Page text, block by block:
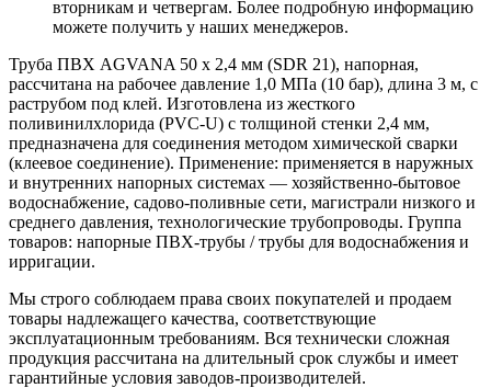
вторникам и четвергам. Более подробную информацию
можете получить у наших менеджеров.
Труба ПВХ AGVANA 50 x 2,4 мм (SDR 21), напорная,
рассчитана на рабочее давление 1,0 МПа (10 бар), длина 3 м, с
раструбом под клей. Изготовлена из жесткого
поливинилхлорида (PVC-U) с толщиной стенки 2,4 мм,
предназначена для соединения методом химической сварки
(клеевое соединение). Применение: применяется в наружных
и внутренних напорных системах — хозяйственно‑бытовое
водоснабжение, садово‑поливные сети, магистрали низкого и
среднего давления, технологические трубопроводы. Группа
товаров: напорные ПВХ‑трубы / трубы для водоснабжения и
ирригации.
Мы строго соблюдаем права своих покупателей и продаем
товары надлежащего качества, соответствующие
эксплуатационным требованиям. Вся технически сложная
продукция рассчитана на длительный срок службы и имеет
гарантийные условия заводов-производителей.